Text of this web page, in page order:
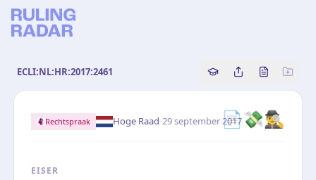
ECLI:NL:HR:2017:2461 Copy source
Share this
Bekijk
📄💸🕵️‍♂️
Rechtspraak Hoge Raad·29 september 2017
EISER